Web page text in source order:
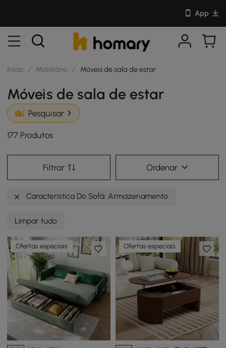
App
Início / Mobiliário / Móveis de sala de estar
Móveis de sala de estar
Pesquisar
177 Produtos
Filtrar Ordenar
Característica Do Sofá: Armazenamento
Limpar tudo
Ofertas especiais Ofertas especiais